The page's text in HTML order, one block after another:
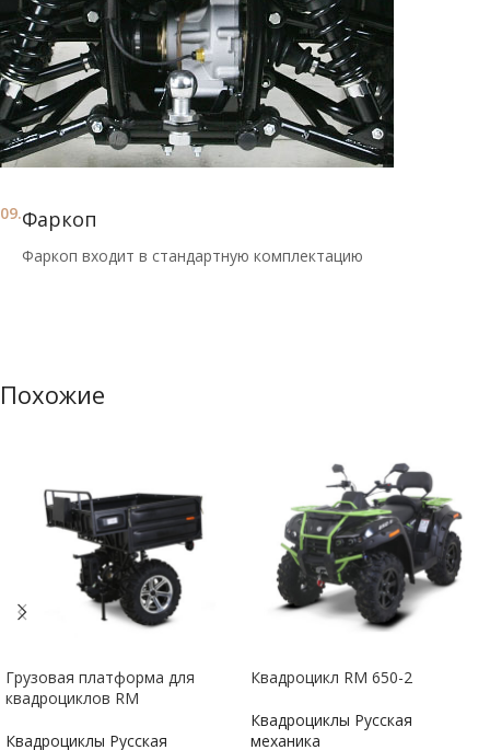
09.Фаркоп
Фаркоп входит в стандартную комплектацию
Похожие
Грузовая платформа для
квадроциклов RM
Квадроциклы Русская
Квадроцикл RМ 650-2
Квадроциклы Русская
механика